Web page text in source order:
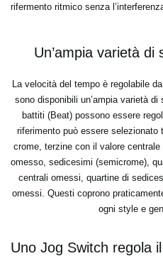
rifermento ritmico senza
Un’ampia varietà di
La velocità del tempo è regolabile
sono disponibili un’ampia varietà
battiti (Beat) possono essere
riferimento può essere
crome, terzine con il valore
omesso, sedicesimi (semicrome),
centrali omessi, quartine di
omessi. Questi coprono
ogni style e
Uno Jog Switch regola